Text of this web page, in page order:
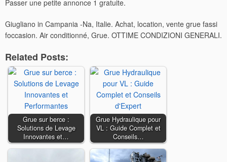
Passer une petite annonce 1 gratuite.
Giugliano in Campania -Na, Italie. Achat, location, vente grue fassi
foccasion. Air conditionné, Grue. OTTIME CONDIZIONI GENERALI.
Related Posts:
Grue sur berce :
Solutions de Levage
Innovantes et…
Grue Hydraulique pour
VL : Guide Complet et
Conseils…